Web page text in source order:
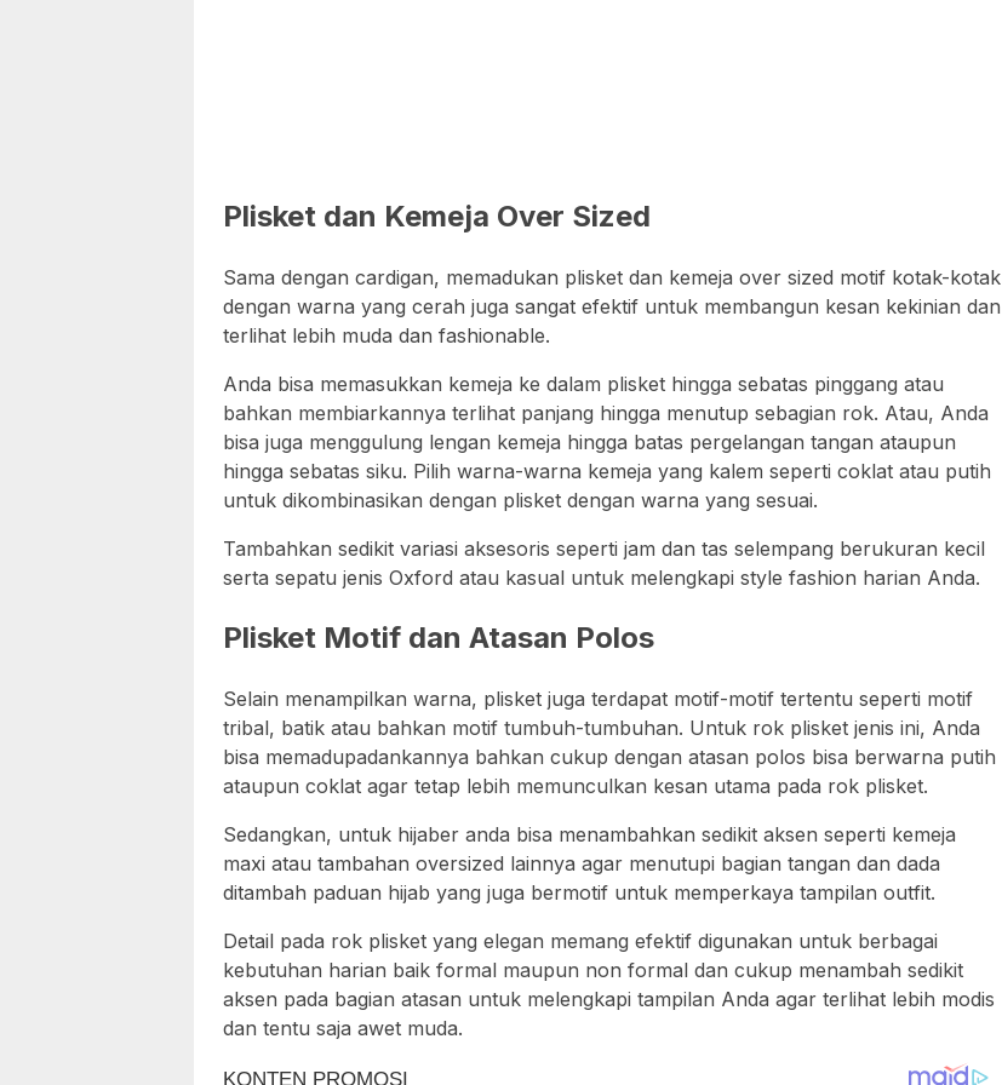
Plisket dan Kemeja Over Sized
Sama dengan cardigan, memadukan plisket dan kemeja over sized motif kotak-kotak
dengan warna yang cerah juga sangat efektif untuk membangun kesan kekinian dan
terlihat lebih muda dan fashionable.
Anda bisa memasukkan kemeja ke dalam plisket hingga sebatas pinggang atau
bahkan membiarkannya terlihat panjang hingga menutup sebagian rok. Atau, Anda
bisa juga menggulung lengan kemeja hingga batas pergelangan tangan ataupun
hingga sebatas siku. Pilih warna-warna kemeja yang kalem seperti coklat atau putih
untuk dikombinasikan dengan plisket dengan warna yang sesuai.
Tambahkan sedikit variasi aksesoris seperti jam dan tas selempang berukuran kecil
serta sepatu jenis Oxford atau kasual untuk melengkapi style fashion harian Anda.
Plisket Motif dan Atasan Polos
Selain menampilkan warna, plisket juga terdapat motif-motif tertentu seperti motif
tribal, batik atau bahkan motif tumbuh-tumbuhan. Untuk rok plisket jenis ini, Anda
bisa memadupadankannya bahkan cukup dengan atasan polos bisa berwarna putih
ataupun coklat agar tetap lebih memunculkan kesan utama pada rok plisket.
Sedangkan, untuk hijaber anda bisa menambahkan sedikit aksen seperti kemeja
maxi atau tambahan oversized lainnya agar menutupi bagian tangan dan dada
ditambah paduan hijab yang juga bermotif untuk memperkaya tampilan outfit.
Detail pada rok plisket yang elegan memang efektif digunakan untuk berbagai
kebutuhan harian baik formal maupun non formal dan cukup menambah sedikit
aksen pada bagian atasan untuk melengkapi tampilan Anda agar terlihat lebih modis
dan tentu saja awet muda.